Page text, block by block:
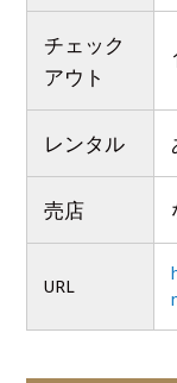
チェック
アウト
レンタル
売店
URL